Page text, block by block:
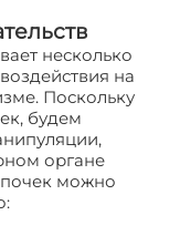
несколько
на
Поскольку
будем
органе
почек можно